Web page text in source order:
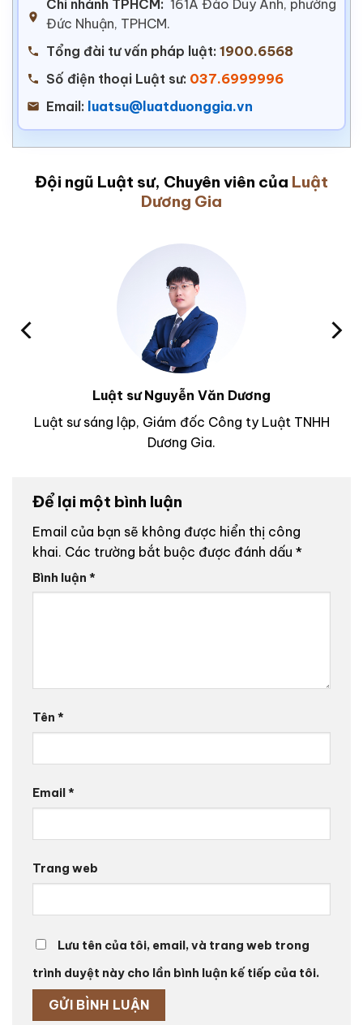
Chi nhánh TPHCM: 161A Đào Duy Anh, phường
Đức Nhuận, TPHCM.
Tổng đài tư vấn pháp luật: 1900.6568
Số điện thoại Luật sư: 037.6999996
Email: luatsu@luatduonggia.vn
Đội ngũ Luật sư, Chuyên viên của Luật
Dương Gia
Luật sư Nguyễn Văn Dương
Luật sư sáng lập, Giám đốc Công ty Luật TNHH
Dương Gia.
Để lại một bình luận
Email của bạn sẽ không được hiển thị công
khai. Các trường bắt buộc được đánh dấu *
Bình luận *
Tên *
Email*
Trang web
Lưu tên của tôi, email, và trang web trong
trình duyệt này cho lần bình luận kế tiếp của tôi.